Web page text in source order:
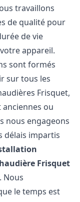
travaillons
de qualité pour
de vie
appareil.
sont formés
sur tous les
Frisquet,
ou
nous engageons
délais impartis
Frisquet
. Nous
le temps est